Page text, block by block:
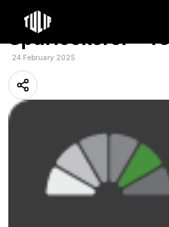
Mehrsprachig:
Spurlockerer –
24 February 2025